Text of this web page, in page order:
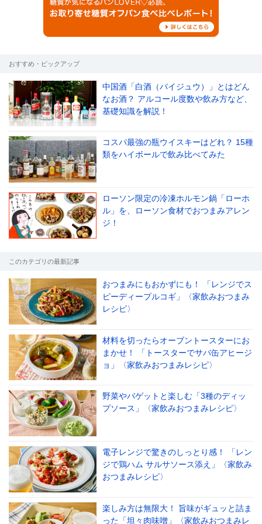
おすすめ・ピックアップ
中国酒「白酒（バイジュウ）」とはどん
なお酒？ アルコール度数や飲み方など、
基礎知識を解説！
コスパ最強の瓶ウイスキーはどれ？ 15種
類をハイボールで飲み比べてみた
ローソン限定の冷凍ホルモン鍋「ローホ
ル」を、ローソン食材でおつまみアレン
ジ！
このカテゴリの最新記事
おつまみにもおかずにも！ 「レンジでス
ピーディープルコギ」〈家飲みおつまみ
レシピ〉
材料を切ったらオーブントースターにお
まかせ！ 「トースターでサバ缶アヒージ
ョ」〈家飲みおつまみレシピ〉
野菜やバゲットと楽しむ「3種のディッ
プソース」〈家飲みおつまみレシピ〉
電子レンジで驚きのしっとり感！ 「レン
ジで鶏ハム サルサソース添え」〈家飲み
おつまみレシピ〉
楽しみ方は無限大！ 旨味がギュッと詰ま
った「坦々肉味噌」〈家飲みおつまみレ